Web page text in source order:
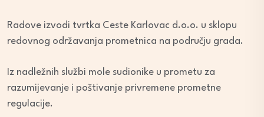
Radove izvodi tvrtka Ceste Karlovac d.o.o. u sklopu
redovnog održavanja prometnica na području grada.
Iz nadležnih službi mole sudionike u prometu za
razumijevanje i poštivanje privremene prometne
regulacije.